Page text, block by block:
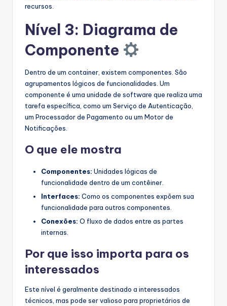
recursos.
Nível 3: Diagrama de
Componente
Dentro de um container, existem componentes. São
agrupamentos lógicos de funcionalidades. Um
componente é uma unidade de software que realiza uma
tarefa específica, como um Serviço de Autenticação,
um Processador de Pagamento ou um Motor de
Notificações.
O que ele mostra
Componentes: Unidades lógicas de
funcionalidade dentro de um contêiner.
Interfaces: Como os componentes expõem sua
funcionalidade para outros componentes.
Conexões: O fluxo de dados entre as partes
internas.
Por que isso importa para os
interessados
Este nível é geralmente destinado a interessados
técnicos, mas pode ser valioso para proprietários de